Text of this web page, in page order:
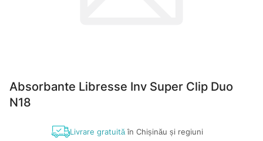
Absorbante Libresse Inv Super Clip Duo
N18
Livrare gratuităîn Chișinău și regiuni